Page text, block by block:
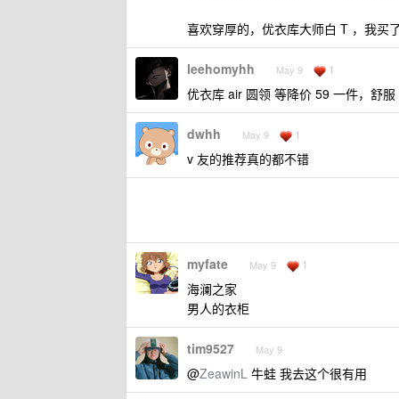
喜欢穿厚的，优衣库大师白 T ，我买
leehomyhh May 9 1
优衣库 air 圆领 等降价 59 一件，舒服
dwhh May 9 1
v 友的推荐真的都不错
myfate May 9 1
海澜之家
男人的衣柜
tim9527 May 9
@ZeawinL 牛蛙 我去这个很有用